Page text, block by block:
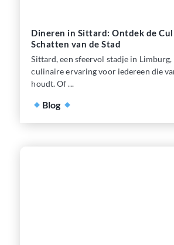
Dineren in Sittard: Ontdek de
Schatten van de Stad
Sittard, een sfeervol stadje in
culinaire ervaring voor iedereen die
houdt. Of ...
Blog